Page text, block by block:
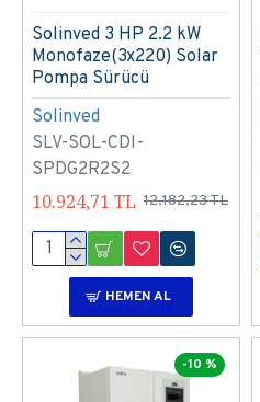
Solinved
SLV-SOL-CDI-
SPDG2R2S2
Solinved 3 HP 2.2 kW
Monofaze(3x220) Solar
Pompa Sürücü
10.924,71 TL 12.182,23 TL
HEMEN AL
-10 %